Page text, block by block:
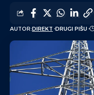
AUTOR:DIREKT DRUGI PIŠU